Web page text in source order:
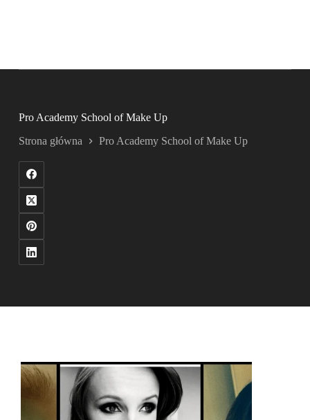
Pro Academy School of Make Up
Strona główna Pro Academy School of Make Up